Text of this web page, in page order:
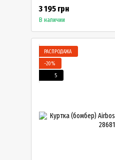
3 195 грн
В наличии
РАСПРОДАЖА
−20%
5